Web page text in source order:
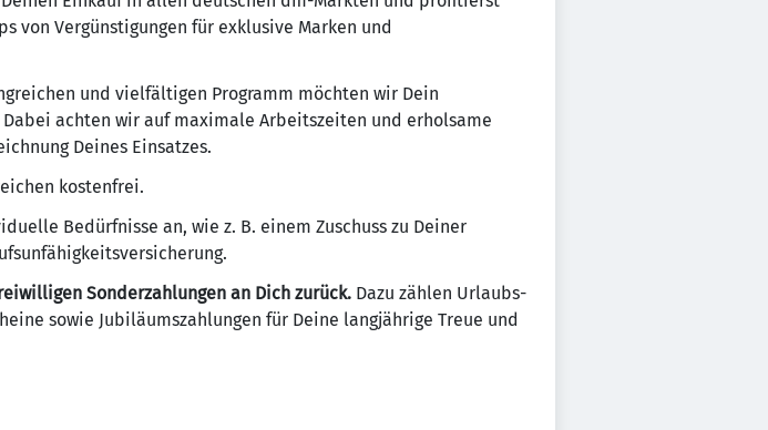
von Vergünstigungen für exklusive Marken und
und vielfältigen Programm möchten wir Dein
achten wir auf maximale Arbeitszeiten und erholsame
Deines Einsatzes.
kostenfrei.
Bedürfnisse an, wie z. B. einem Zuschuss zu Deiner
Sonderzahlungen an Dich zurück. Dazu zählen Urlaubs-
sowie Jubiläumszahlungen für Deine langjährige Treue und